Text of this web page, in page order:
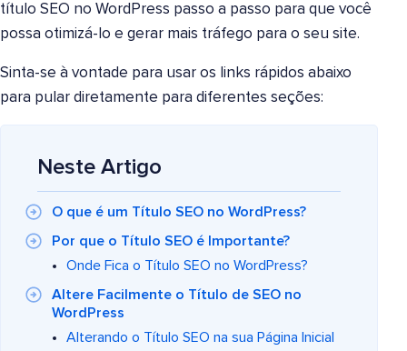
título SEO no WordPress passo a passo para que você
possa otimizá-lo e gerar mais tráfego para o seu site.
Sinta-se à vontade para usar os links rápidos abaixo
para pular diretamente para diferentes seções:
Neste Artigo
O que é um Título SEO no WordPress?
Por que o Título SEO é Importante?
Onde Fica o Título SEO no WordPress?
Altere Facilmente o Título de SEO no
WordPress
Alterando o Título SEO na sua Página Inicial